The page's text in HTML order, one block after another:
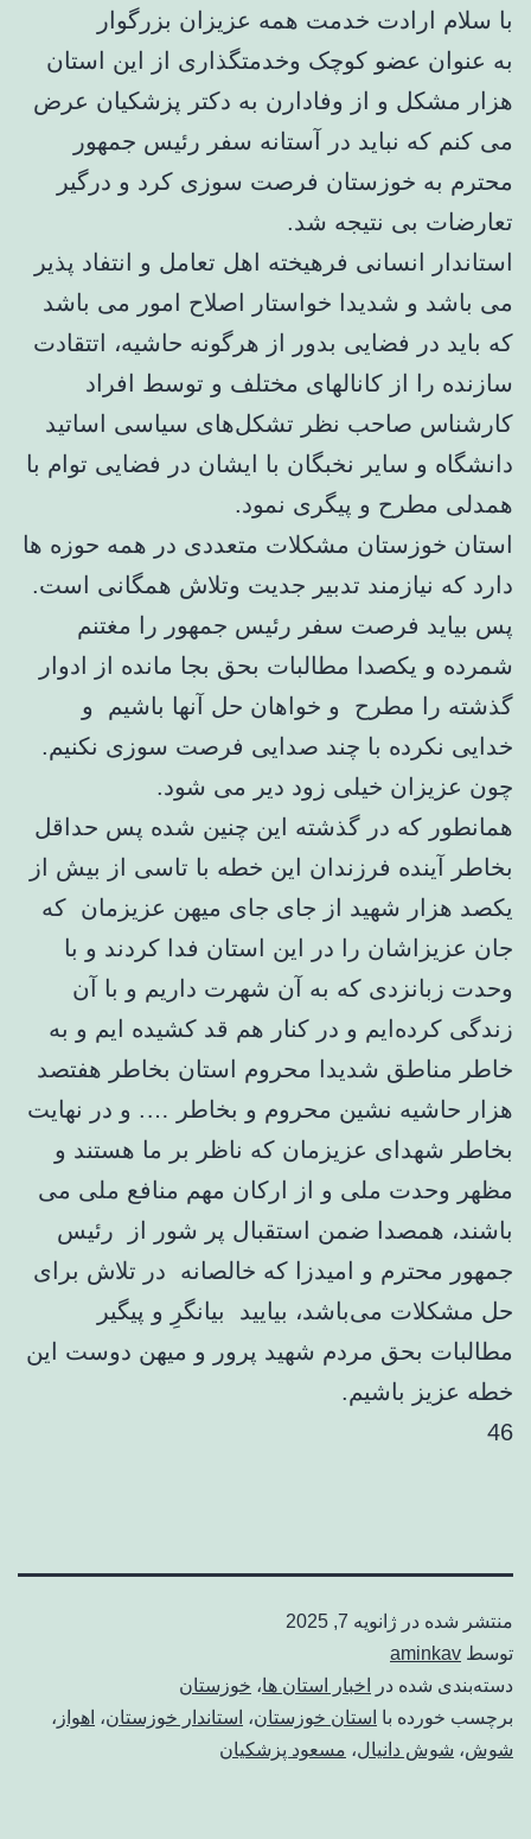
با سلام ارادت خدمت همه عزیزان بزرگوار
به عنوان عضو کوچک وخدمتگذاری از این استان
هزار مشکل و از وفادارن به دکتر پزشکیان عرض
می کنم که نباید در آستانه سفر رئیس جمهور
محترم به خوزستان فرصت سوزی کرد و درگیر
تعارضات بی نتیجه شد.
استاندار انسانی فرهیخته اهل تعامل و انتفاد پذیر
می باشد و شدیدا خواستار اصلاح امور می باشد
که باید در فضایی بدور از هرگونه حاشیه، اتتقادت
سازنده را از کانالهای مختلف و توسط افراد
کارشناس ‌صاحب نظر تشکل‌های سیاسی اساتید
دانشگاه و سایر نخبگان با ایشان در فضایی توام با
همدلی مطرح و پیگری نمود.
استان خوزستان مشکلات متعددی در همه حوزه ها
دارد که نیازمند تدبیر ‌جدیت وتلاش همگانی است.
پس بیاید فرصت سفر رئیس جمهور را مغتنم
شمرده و یکصدا مطالبات بحق بجا مانده از ادوار
گذشته را مطرح و خواهان حل آنها باشیم و
خدایی نکرده با چند صدایی فرصت سوزی نکنیم.
چون عزیزان خیلی زود دیر می شود.
همانطور که در گذشته این چنین شده پس حداقل
بخاطر آینده فرزندان این خطه با تاسی از بیش از
یکصد هزار شهید از جای جای میهن عزیزمان که
جان عزیزاشان را در این استان فدا کردند و با
وحدت زبانزدی که به آن شهرت داریم و با آن
زندگی کرده‌ایم و در کنار هم ‌قد کشیده ایم و به
خاطر مناطق شدیدا محروم استان بخاطر هفتصد
هزار حاشیه نشین محروم و بخاطر …. و در نهایت
بخاطر شهدای عزیزمان که ناظر بر ما هستند و
مظهر وحدت ملی ‌و از ارکان مهم منافع ملی می
باشند، همصدا ضمن استقبال پر شور از رئیس
جمهور محترم و امیدزا که خالصانه در تلاش برای
حل مشکلات می‌باشد، بیایید بیانگرِ و پیگیر
مطالبات بحق مردم شهید پرور و میهن دوست این
خطه عزیز باشیم.
46
منتشر شده در ژانویه 7, 2025
توسط aminkav
دسته‌بندی شده در
اخبار استان ها، خوزستان
برچسب خورده با استان خوزستان، استاندار خوزستان، اهواز ،
شوش، شوش دانیال، مسعود پزشکیان